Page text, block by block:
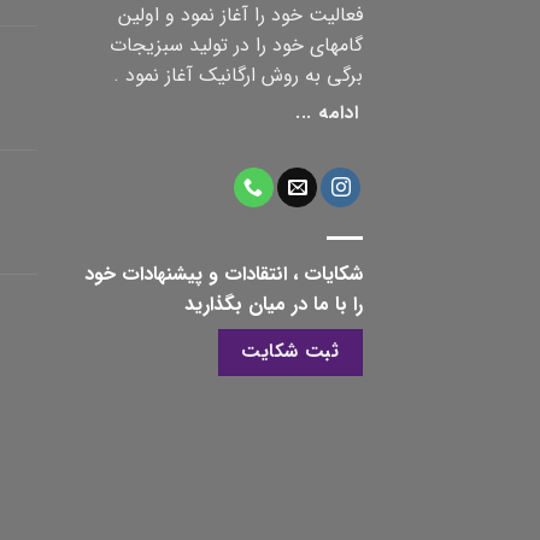
فعالیت خود را آغاز نمود و اولین
گامهای خود را در تولید سبزیجات
برگی به روش ارگانیک آغاز نمود .
ادامه ...
شکایات ، انتقادات و پیشنهادات خود
را با ما در میان بگذارید
ثبت شکایت